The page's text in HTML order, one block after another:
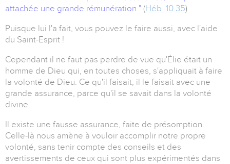
attachée une grande rémunération." (Héb. 10.35)
Puisque lui l'a fait, vous pouvez le faire aussi, avec l'aide
du Saint-Esprit !
Cependant il ne faut pas perdre de vue qu'Élie était un
homme de Dieu qui, en toutes choses, s'appliquait à faire
la volonté de Dieu. Ce qu'il faisait, il le faisait avec une
grande assurance, parce qu'il se savait dans la volonté
divine.
Il existe une fausse assurance, faite de présomption.
Celle-là nous amène à vouloir accomplir notre propre
volonté, sans tenir compte des conseils et des
avertissements de ceux qui sont plus expérimentés dans